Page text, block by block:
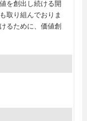
を創出し続ける開
取り組んでおりま
るために、価値創